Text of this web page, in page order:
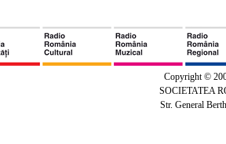
Copyright ©
SOCIETATEA
Str. General